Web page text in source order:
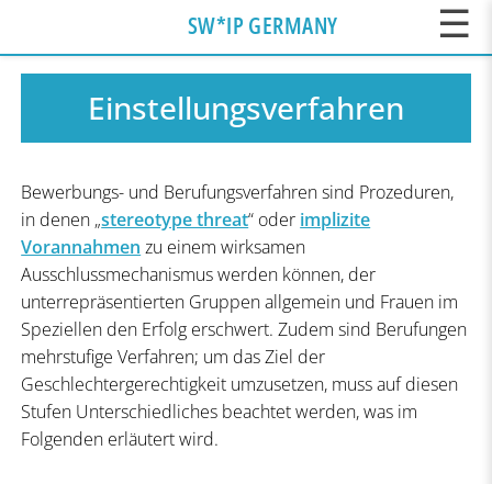
SW*IP GERMANY ☰
Einstellungsverfahren
Bewerbungs- und Berufungsverfahren sind Prozeduren,
in denen „stereotype threat“ oder implizite
Vorannahmen zu einem wirksamen
Ausschlussmechanismus werden können, der
unterrepräsentierten Gruppen allgemein und Frauen im
Speziellen den Erfolg erschwert. Zudem sind Berufungen
mehrstufige Verfahren; um das Ziel der
Geschlechtergerechtigkeit umzusetzen, muss auf diesen
Stufen Unterschiedliches beachtet werden, was im
Folgenden erläutert wird.